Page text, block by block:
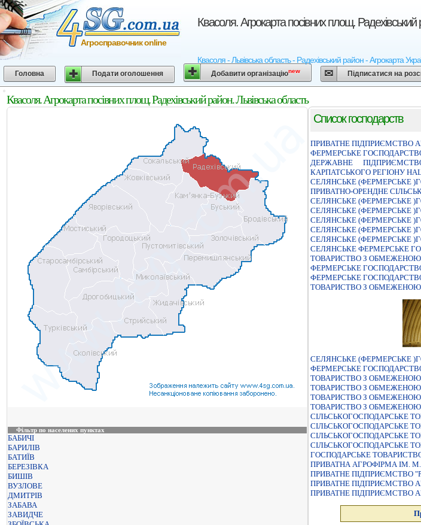
Квасоля. Агрокарта посівних площ. Радехівський
Квасоля - Львівська область - Радехівський район - Агрокарта
Агросправочник online
Головна Подати оголошення Добавити організаціюnew Підписатися на
Квасоля. Агрокарта посівних площ. Радехівський район. Львівська область
Фільтр по населених пунктах
БАБИЧІ
БАРИЛІВ
БАТИЇВ
БЕРЕЗІВКА
БИШІВ
ВУЗЛОВЕ
ДМИТРІВ
ЗАБАВА
ЗАВИДЧЕ
Список господарств
ПРИВАТНЕ ПІДПРИЄМСТВО
ФЕРМЕРСЬКЕ
ДЕРЖАВНЕ
КАРПАТСЬКОГО РЕГІОНУ
СЕЛЯНСЬКЕ (ФЕРМЕРСЬКЕ
ПРИВАТНО-ОРЕНДНЕ
СЕЛЯНСЬКЕ (ФЕРМЕРСЬКЕ
СЕЛЯНСЬКЕ (ФЕРМЕРСЬКЕ
СЕЛЯНСЬКЕ (ФЕРМЕРСЬКЕ
СЕЛЯНСЬКЕ (ФЕРМЕРСЬКЕ
СЕЛЯНСЬКЕ (ФЕРМЕРСЬКЕ
СЕЛЯНСЬКЕ ФЕРМЕРСЬКЕ
ТОВАРИСТВО З ОБМЕЖЕНОЮ
ФЕРМЕРСЬКЕ
ФЕРМЕРСЬКЕ
ТОВАРИСТВО З
СЕЛЯНСЬКЕ (ФЕРМЕРСЬКЕ
ФЕРМЕРСЬКЕ
ТОВАРИСТВО З
ТОВАРИСТВО З
ТОВАРИСТВО З ОБМЕЖЕНОЮ
ТОВАРИСТВО З
СIЛЬСЬКОГОСПОДАРСЬКЕ
СІЛЬСЬКОГОСПОДАРСЬКЕ
СIЛЬСЬКОГОСПОДАРСЬКЕ
СIЛЬСЬКОГОСПОДАРСЬКЕ
ГОСПОДАРСЬКЕ
ПРИВАТНА АГРОФІРМА ІМ.
ПРИВАТНЕ ПIДПРИЄМСТВО
ПРИВАТНЕ ПIДПРИЄМСТВО
ПРИВАТНЕ ПIДПРИЄМСТВО